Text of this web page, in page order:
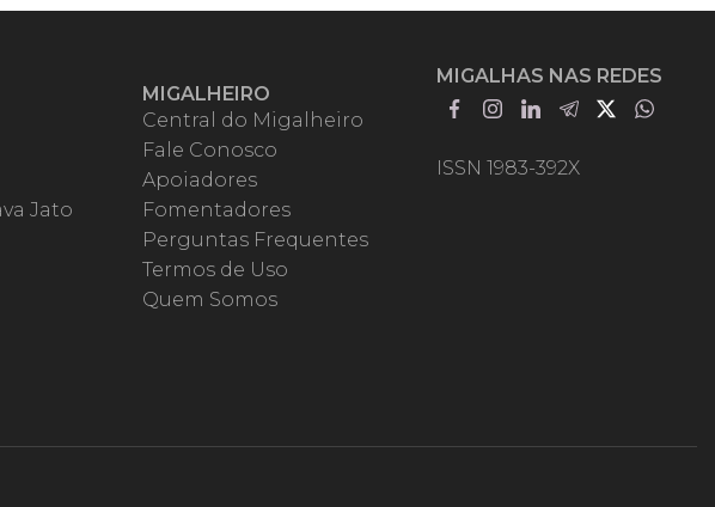
Jato
MIGALHEIRO
Central do Migalheiro
Fale Conosco
Apoiadores
Fomentadores
Perguntas Frequentes
Termos de Uso
Quem Somos
MIGALHAS NAS REDES
ISSN 1983-392X